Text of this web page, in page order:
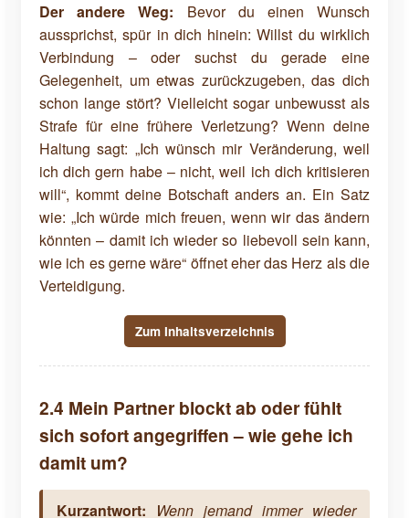
Der andere Weg: Bevor du einen Wunsch
aussprichst, spür in dich hinein: Willst du wirklich
Verbindung – oder suchst du gerade eine
Gelegenheit, um etwas zurückzugeben, das dich
schon lange stört? Vielleicht sogar unbewusst als
Strafe für eine frühere Verletzung? Wenn deine
Haltung sagt: „Ich wünsch mir Veränderung, weil
ich dich gern habe – nicht, weil ich dich kritisieren
will“, kommt deine Botschaft anders an. Ein Satz
wie: „Ich würde mich freuen, wenn wir das ändern
könnten – damit ich wieder so liebevoll sein kann,
wie ich es gerne wäre“ öffnet eher das Herz als die
Verteidigung.
Zum Inhaltsverzeichnis
2.4 Mein Partner blockt ab oder fühlt
sich sofort angegriffen – wie gehe ich
damit um?
Kurzantwort: Wenn jemand immer wieder